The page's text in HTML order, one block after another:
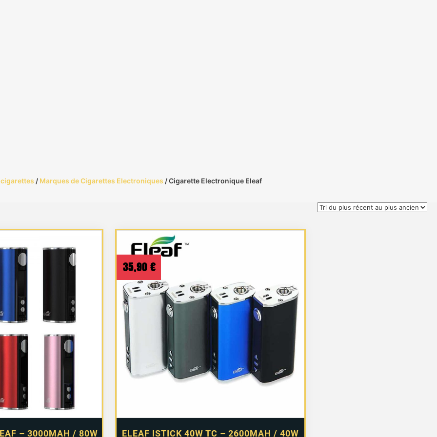
/ Marques de Cigarettes Electroniques / Cigarette Electronique Eleaf
– 3000MAH / 80W ELEAF ISTICK 40W TC – 2600MAH / 40W
35,90 €